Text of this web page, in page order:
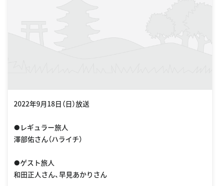
2022年9月18日（日）放送
●レギュラー旅人
澤部佑さん（ハライチ）
●ゲスト旅人
和田正人さん、早見あかりさん